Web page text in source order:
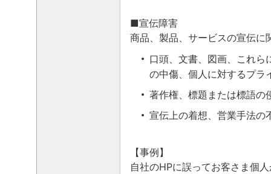
■宣伝障害
商品、製品、サービスの宣伝
口頭、文書、図画、これら
の中傷、個人に対するプラ
著作権、標題または標語の
宣伝上の着想、営業手法の
【事例】
自社のHPに誤ってお客さま個